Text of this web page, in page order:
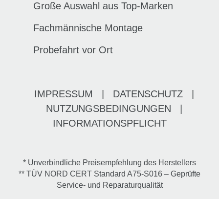
Große Auswahl aus Top-Marken
Fachmännische Montage
Probefahrt vor Ort
IMPRESSUM DATENSCHUTZ
NUTZUNGSBEDINGUNGEN
INFORMATIONSPFLICHT
* Unverbindliche Preisempfehlung des Herstellers
** TÜV NORD CERT Standard A75-S016 – Geprüfte
Service- und Reparaturqualität